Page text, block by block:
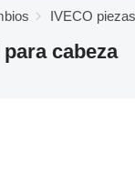
IVECO
cabeza